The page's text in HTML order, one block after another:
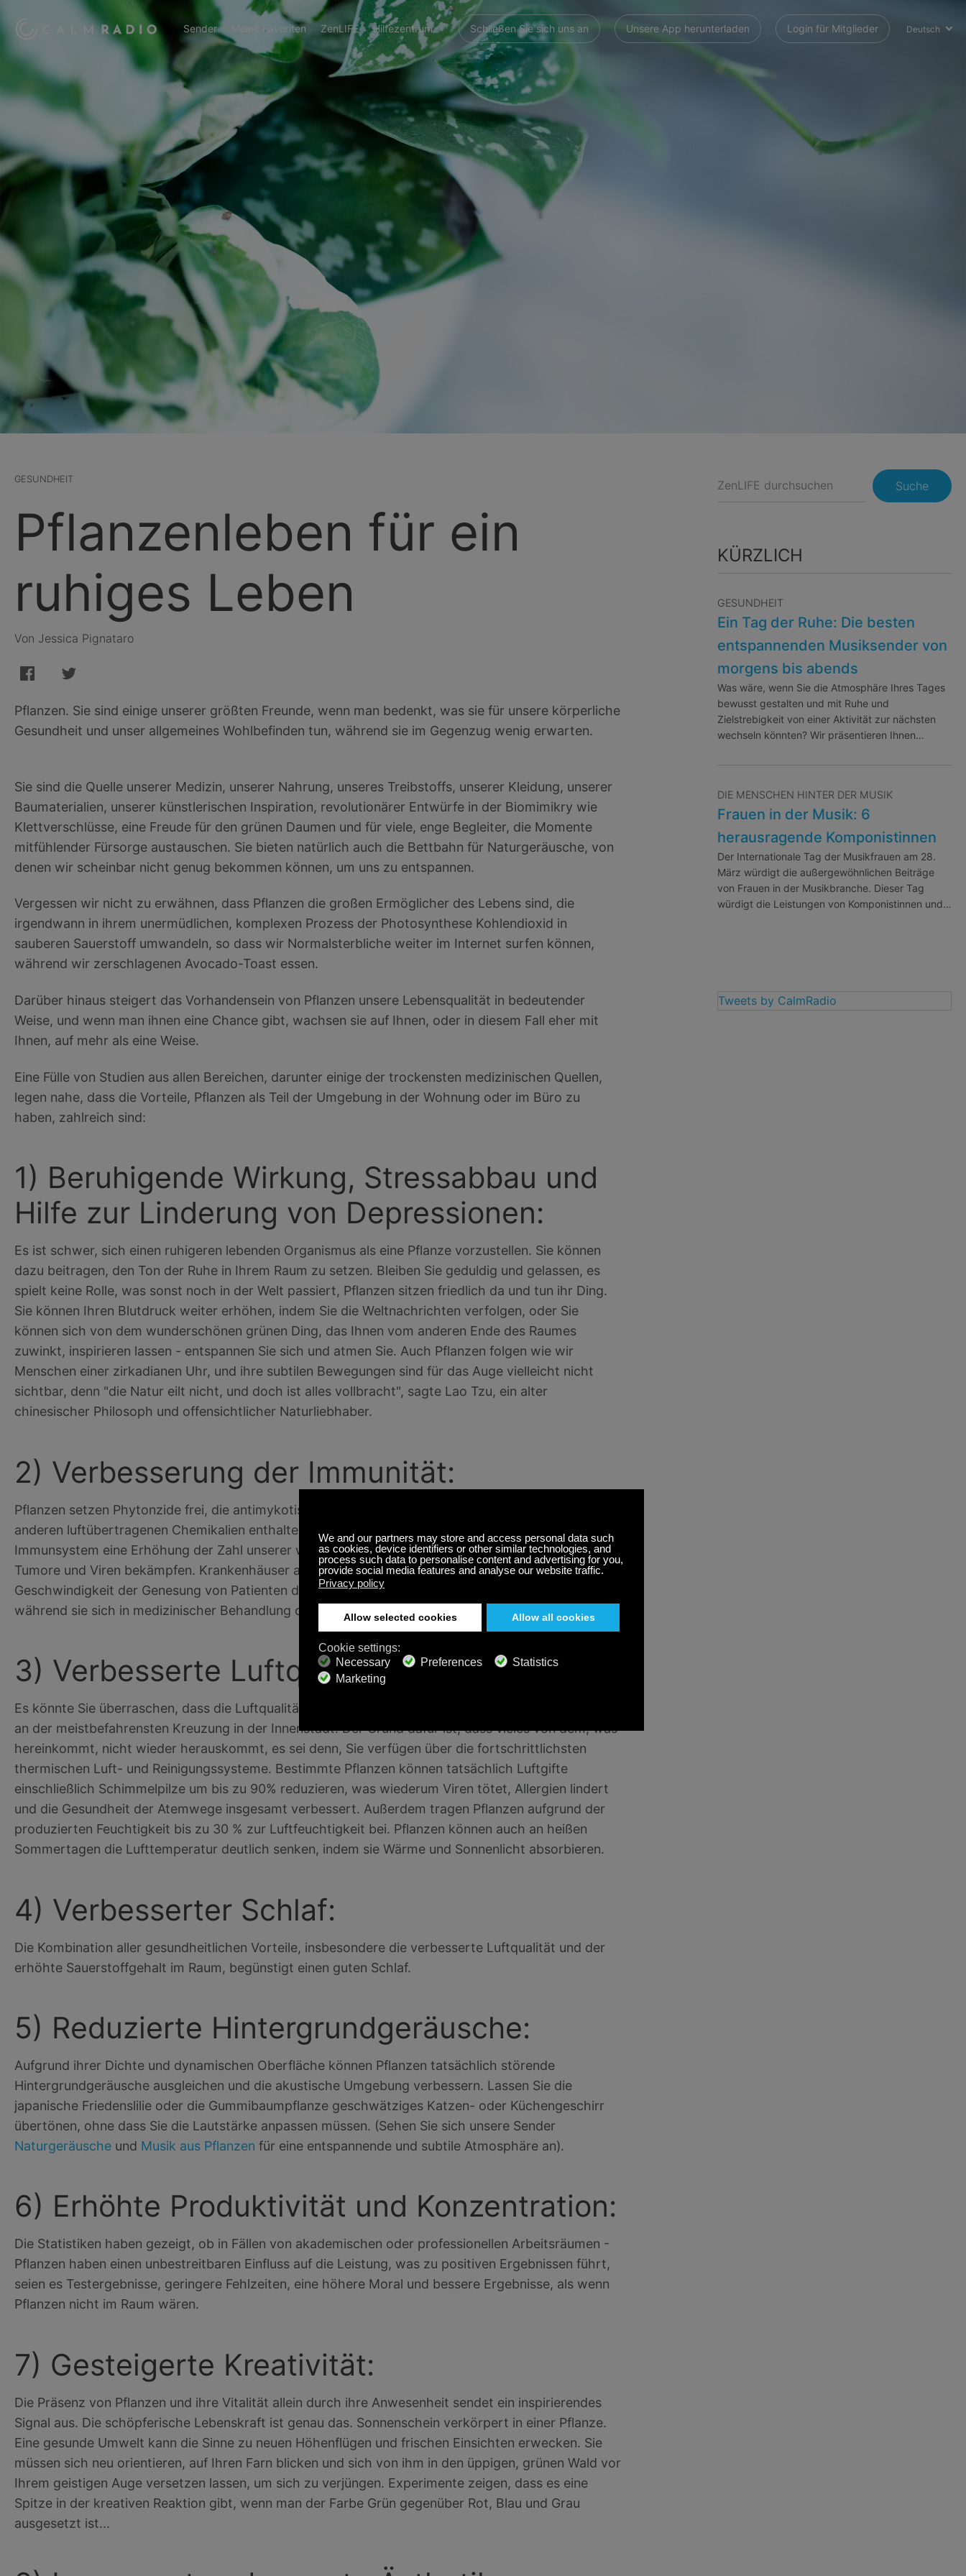
Sender Meine Favoriten ZenLIFE Hilfezentrum Schließen Sie sich uns an Unsere App herunterladen Login für Mitglieder Deutsch
GESUNDHEIT
Pflanzenleben für ein
ruhiges Leben
Von Jessica Pignataro
Pflanzen. Sie sind einige unserer größten Freunde, wenn man bedenkt, was sie für unsere körperliche
Gesundheit und unser allgemeines Wohlbefinden tun, während sie im Gegenzug wenig erwarten.
Sie sind die Quelle unserer Medizin, unserer Nahrung, unseres Treibstoffs, unserer Kleidung, unserer
Baumaterialien, unserer künstlerischen Inspiration, revolutionärer Entwürfe in der Biomimikry wie
Klettverschlüsse, eine Freude für den grünen Daumen und für viele, enge Begleiter, die Momente
mitfühlender Fürsorge austauschen. Sie bieten natürlich auch die Bettbahn für Naturgeräusche, von
denen wir scheinbar nicht genug bekommen können, um uns zu entspannen.
Vergessen wir nicht zu erwähnen, dass Pflanzen die großen Ermöglicher des Lebens sind, die
irgendwann in ihrem unermüdlichen, komplexen Prozess der Photosynthese Kohlendioxid in
sauberen Sauerstoff umwandeln, so dass wir Normalsterbliche weiter im Internet surfen können,
während wir zerschlagenen Avocado-Toast essen.
Darüber hinaus steigert das Vorhandensein von Pflanzen unsere Lebensqualität in bedeutender
Weise, und wenn man ihnen eine Chance gibt, wachsen sie auf Ihnen, oder in diesem Fall eher mit
Ihnen, auf mehr als eine Weise.
Eine Fülle von Studien aus allen Bereichen, darunter einige der trockensten medizinischen Quellen,
legen nahe, dass die Vorteile, Pflanzen als Teil der Umgebung in der Wohnung oder im Büro zu
haben, zahlreich sind:
1) Beruhigende Wirkung, Stressabbau und
Hilfe zur Linderung von Depressionen:
Es ist schwer, sich einen ruhigeren lebenden Organismus als eine Pflanze vorzustellen. Sie können
dazu beitragen, den Ton der Ruhe in Ihrem Raum zu setzen. Bleiben Sie geduldig und gelassen, es
spielt keine Rolle, was sonst noch in der Welt passiert, Pflanzen sitzen friedlich da und tun ihr Ding.
Sie können Ihren Blutdruck weiter erhöhen, indem Sie die Weltnachrichten verfolgen, oder Sie
können sich von dem wunderschönen grünen Ding, das Ihnen vom anderen Ende des Raumes
zuwinkt, inspirieren lassen - entspannen Sie sich und atmen Sie. Auch Pflanzen folgen wie wir
Menschen einer zirkadianen Uhr, und ihre subtilen Bewegungen sind für das Auge vielleicht nicht
sichtbar, denn "die Natur eilt nicht, und doch ist alles vollbracht", sagte Lao Tzu, ein alter
chinesischer Philosoph und offensichtlicher Naturliebhaber.
2) Verbesserung der Immunität:
Pflanzen setzen Phytonzide frei, die antimykotische und antibakterielle Eigenschaften zusammen mit
anderen luftübertragenen Chemikalien enthalten, die, wenn wir sie einatmen, im menschlichen
Immunsystem eine Erhöhung der Zahl unserer weißen Blutkörperchen/NK-Zellen auslösen, die
Tumore und Viren bekämpfen. Krankenhäuser auf der ganzen Welt haben eine bemerkenswerte
Geschwindigkeit der Genesung von Patienten dokumentiert, die Pflanzen ausgesetzt waren,
während sie sich in medizinischer Behandlung oder anderweitig befanden.
3) Verbesserte Luftqualität:
Es könnte Sie überraschen, dass die Luftqualität in Ihrem Haus oder Büro schlechter sein könnte als
an der meistbefahrensten Kreuzung in der Innenstadt. Der Grund dafür ist, dass vieles von dem, was
hereinkommt, nicht wieder herauskommt, es sei denn, Sie verfügen über die fortschrittlichsten
thermischen Luft- und Reinigungssysteme. Bestimmte Pflanzen können tatsächlich Luftgifte
einschließlich Schimmelpilze um bis zu 90% reduzieren, was wiederum Viren tötet, Allergien lindert
und die Gesundheit der Atemwege insgesamt verbessert. Außerdem tragen Pflanzen aufgrund der
produzierten Feuchtigkeit bis zu 30 % zur Luftfeuchtigkeit bei. Pflanzen können auch an heißen
Sommertagen die Lufttemperatur deutlich senken, indem sie Wärme und Sonnenlicht absorbieren.
4) Verbesserter Schlaf:
Die Kombination aller gesundheitlichen Vorteile, insbesondere die verbesserte Luftqualität und der
erhöhte Sauerstoffgehalt im Raum, begünstigt einen guten Schlaf.
5) Reduzierte Hintergrundgeräusche:
Aufgrund ihrer Dichte und dynamischen Oberfläche können Pflanzen tatsächlich störende
Hintergrundgeräusche ausgleichen und die akustische Umgebung verbessern. Lassen Sie die
japanische Friedenslilie oder die Gummibaumpflanze geschwätziges Katzen- oder Küchengeschirr
übertönen, ohne dass Sie die Lautstärke anpassen müssen. (Sehen Sie sich unsere Sender
Naturgeräusche und Musik aus Pflanzen für eine entspannende und subtile Atmosphäre an).
6) Erhöhte Produktivität und Konzentration:
Die Statistiken haben gezeigt, ob in Fällen von akademischen oder professionellen Arbeitsräumen -
Pflanzen haben einen unbestreitbaren Einfluss auf die Leistung, was zu positiven Ergebnissen führt,
seien es Testergebnisse, geringere Fehlzeiten, eine höhere Moral und bessere Ergebnisse, als wenn
Pflanzen nicht im Raum wären.
7) Gesteigerte Kreativität:
Die Präsenz von Pflanzen und ihre Vitalität allein durch ihre Anwesenheit sendet ein inspirierendes
Signal aus. Die schöpferische Lebenskraft ist genau das. Sonnenschein verkörpert in einer Pflanze.
Eine gesunde Umwelt kann die Sinne zu neuen Höhenflügen und frischen Einsichten erwecken. Sie
müssen sich neu orientieren, auf Ihren Farn blicken und sich von ihm in den üppigen, grünen Wald vor
Ihrem geistigen Auge versetzen lassen, um sich zu verjüngen. Experimente zeigen, dass es eine
Spitze in der kreativen Reaktion gibt, wenn man der Farbe Grün gegenüber Rot, Blau und Grau
ausgesetzt ist...
Suche
KÜRZLICH
GESUNDHEIT
Ein Tag der Ruhe: Die besten
entspannenden Musiksender von
morgens bis abends
Was wäre, wenn Sie die Atmosphäre Ihres Tages
bewusst gestalten und mit Ruhe und
Zielstrebigkeit von einer Aktivität zur nächsten
wechseln könnten? Wir präsentieren Ihnen…
DIE MENSCHEN HINTER DER MUSIK
Frauen in der Musik: 6
herausragende Komponistinnen
Der Internationale Tag der Musikfrauen am 28.
März würdigt die außergewöhnlichen Beiträge
von Frauen in der Musikbranche. Dieser Tag
würdigt die Leistungen von Komponistinnen und…
Tweets by CalmRadio